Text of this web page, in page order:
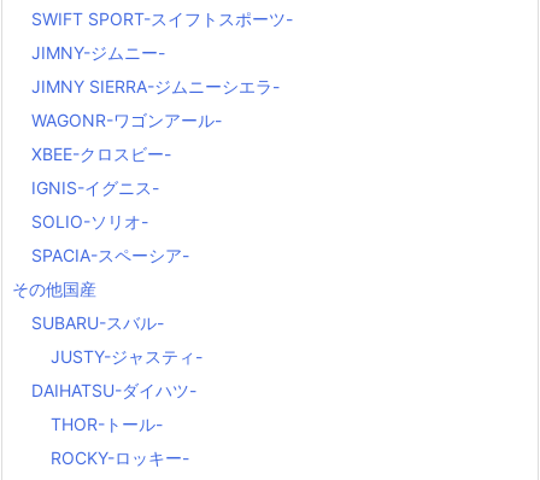
SWIFT SPORT-スイフトスポーツ-
JIMNY-ジムニー-
JIMNY SIERRA-ジムニーシエラ-
WAGONR-ワゴンアール-
XBEE-クロスビー-
IGNIS-イグニス-
SOLIO-ソリオ-
SPACIA-スペーシア-
その他国産
SUBARU-スバル-
JUSTY-ジャスティ-
DAIHATSU-ダイハツ-
THOR-トール-
ROCKY-ロッキー-